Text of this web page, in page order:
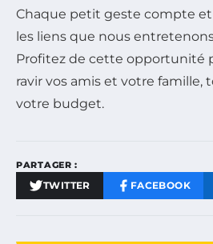
Chaque petit geste compte
les liens que nous
Profitez de cette opportunité
ravir vos amis et votre famille,
votre budget.
PARTAGER :
TWITTER FACEBOOK